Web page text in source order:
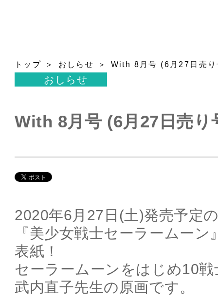
トップ おしらせ With 8月号 (6月27日売
おしらせ
With 8月号 (6月27日売り
2020年6月27日(土)発売予定
『美少女戦士セーラームー
表紙！
セーラームーンをはじめ10
武内直子先生の原画です。